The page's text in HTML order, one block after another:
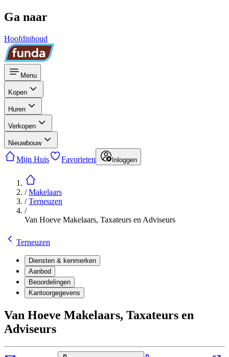
Ga naar
Hoofdinhoud
Menu
Kopen
Huren
Verkopen
Nieuwbouw
Mijn Huis Favorieten Inloggen
/Makelaars
/Terneuzen
/
Van Hoeve Makelaars, Taxateurs en Adviseurs
Terneuzen
Diensten & kenmerken
Aanbod
Beoordelingen
Kantoorgegevens
Van Hoeve Makelaars, Taxateurs en
Adviseurs